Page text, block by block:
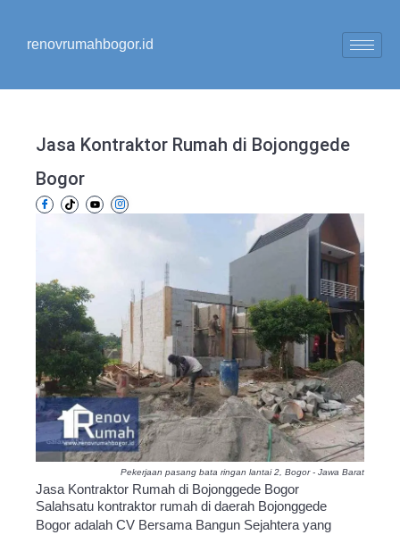
kontenrenovrumahbogor.id
Jasa Kontraktor Rumah di Bojonggede
Bogor
Pekerjaan pasang bata ringan lantai 2, Bogor - Jawa Barat
Jasa Kontraktor Rumah di Bojonggede Bogor
Salahsatu kontraktor rumah di daerah Bojonggede
Bogor adalah CV Bersama Bangun Sejahtera yang